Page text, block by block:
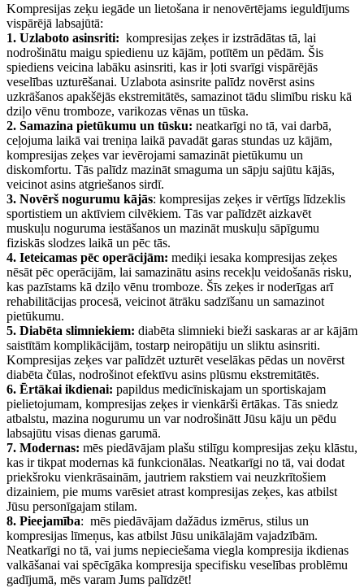
Kompresijas zeķu iegāde un lietošana ir nenovērtējams ieguldījums
vispārējā labsajūtā:
1. Uzlaboto asinsriti: kompresijas zeķes ir izstrādātas tā, lai
nodrošinātu maigu spiedienu uz kājām, potītēm un pēdām. Šis
spiediens veicina labāku asinsriti, kas ir ļoti svarīgi vispārējās
veselības uzturēšanai. Uzlabota asinsrite palīdz novērst asins
uzkrāšanos apakšējās ekstremitātēs, samazinot tādu slimību risku kā
dziļo vēnu tromboze, varikozas vēnas un tūska.
2. Samazina pietūkumu un tūsku: neatkarīgi no tā, vai darbā,
ceļojuma laikā vai treniņa laikā pavadāt garas stundas uz kājām,
kompresijas zeķes var ievērojami samazināt pietūkumu un
diskomfortu. Tās palīdz mazināt smaguma un sāpju sajūtu kājās,
veicinot asins atgriešanos sirdī.
3. Novērš nogurumu kājās: kompresijas zeķes ir vērtīgs līdzeklis
sportistiem un aktīviem cilvēkiem. Tās var palīdzēt aizkavēt
muskuļu noguruma iestāšanos un mazināt muskuļu sāpīgumu
fiziskās slodzes laikā un pēc tās.
4. Ieteicamas pēc operācijām: mediķi iesaka kompresijas zeķes
nēsāt pēc operācijām, lai samazinātu asins recekļu veidošanās risku,
kas pazīstams kā dziļo vēnu tromboze. Šīs zeķes ir noderīgas arī
rehabilitācijas procesā, veicinot ātrāku sadzīšanu un samazinot
pietūkumu.
5. Diabēta slimniekiem: diabēta slimnieki bieži saskaras ar ar kājām
saistītām komplikācijām, tostarp neiropātiju un sliktu asinsriti.
Kompresijas zeķes var palīdzēt uzturēt veselākas pēdas un novērst
diabēta čūlas, nodrošinot efektīvu asins plūsmu ekstremitātēs.
6. Ērtākai ikdienai: papildus medicīniskajam un sportiskajam
pielietojumam, kompresijas zeķes ir vienkārši ērtākas. Tās sniedz
atbalstu, mazina nogurumu un var nodrošinātt Jūsu kāju un pēdu
labsajūtu visas dienas garumā.
7. Modernas: mēs piedāvājam plašu stilīgu kompresijas zeķu klāstu,
kas ir tikpat modernas kā funkcionālas. Neatkarīgi no tā, vai dodat
priekšroku vienkrāsainām, jautriem rakstiem vai neuzkrītošiem
dizainiem, pie mums varēsiet atrast kompresijas zeķes, kas atbilst
Jūsu personīgajam stilam.
8. Pieejamība: mēs piedāvājam dažādus izmērus, stilus un
kompresijas līmeņus, kas atbilst Jūsu unikālajām vajadzībām.
Neatkarīgi no tā, vai jums nepieciešama viegla kompresija ikdienas
valkāšanai vai spēcīgāka kompresija specifisku veselības problēmu
gadījumā, mēs varam Jums palīdzēt!